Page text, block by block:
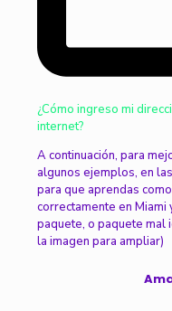
¿Cómo ingreso mi
internet?
A continuación, para
algunos ejemplos, en
para que aprendas
correctamente en
paquete, o paquete mal
la imagen para ampliar)